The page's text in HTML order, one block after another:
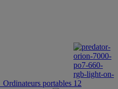
Ordinateurs portables